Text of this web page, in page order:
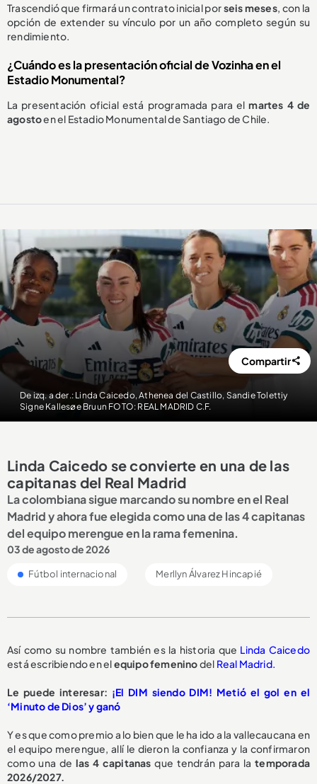
Trascendió que firmará un contrato inicial porseis meses, con la
opción de extender su vínculo por un año completo según su
rendimiento.
¿Cuándo es la presentación oficial de Vozinha en el
Estadio Monumental?
La presentación oficial está programada para elmartes 4 de
agostoen el Estadio Monumental de Santiago de Chile.
De izq. a der.: Linda Caicedo, Athenea del Castillo, Sandie Tolettiy
Signe Kallesøe Bruun FOTO: REAL MADRID C.F.
Compartir
Linda Caicedo se convierte en una de las
capitanas del Real Madrid
La colombiana sigue marcando su nombre en el Real
Madrid y ahora fue elegida como una de las 4 capitanas
del equipo merengue en la rama femenina.
03 de agosto de 2026
Fútbol internacional Merllyn Álvarez Hincapié
Así como su nombre también es la historia que Linda Caicedo
está escribiendo en elequipo femeninodel Real Madrid.
Le puede interesar: ¡El DIM siendo DIM! Metió el gol en el
‘Minuto de Dios’ y ganó
Y es que como premio a lo bien que le ha ido a la vallecaucana en
el equipo merengue, allí le dieron la confianza y la confirmaron
como una de las 4 capitanasque tendrán para latemporada
2026/2027.